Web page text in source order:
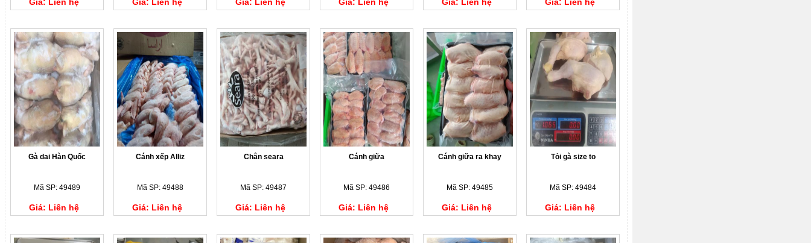
Gà dai Hàn Quốc
Mã SP: 49489
Giá: Liên hệ
Cánh xếp Alliz
Mã SP: 49488
Giá: Liên hệ
Chân seara
Mã SP: 49487
Giá: Liên hệ
Cánh giữa
Mã SP: 49486
Giá: Liên hệ
Cánh giữa ra khay
Mã SP: 49485
Giá: Liên hệ
Tỏi gà size to
Mã SP: 49484
Giá: Liên hệ